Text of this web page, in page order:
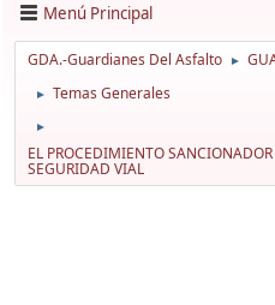
Menú Principal
GDA.-Guardianes Del Asfalto ►
► Temas Generales
►
EL PROCEDIMIENTO
SEGURIDAD VIAL